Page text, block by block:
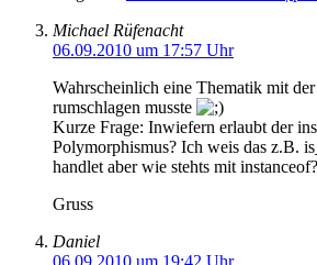
Michael Rüfenacht
06.09.2010 um 17:57 Uhr
Wahrscheinlich eine Thematik mit
rumschlagen musste
Kurze Frage: Inwiefern erlaubt der
Polymorphismus? Ich weis das z.B.
handlet aber wie stehts mit instanceof?
Gruss
Daniel